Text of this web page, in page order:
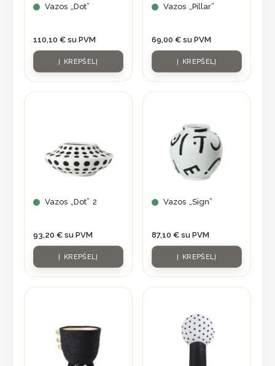
Vazos „Dot”
110,10 € su PVM
Į KREPŠELĮ
Vazos „Pillar”
69,00 € su PVM
Į KREPŠELĮ
Vazos „Dot” 2
93,20 € su PVM
Į KREPŠELĮ
Vazos „Sign”
87,10 € su PVM
Į KREPŠELĮ